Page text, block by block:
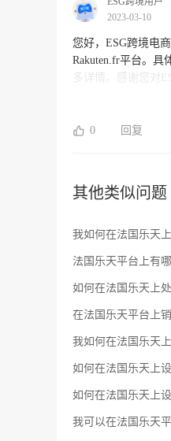
2023-03-10
您好，ESG跨境电
Rakuten.fr平台。具
多详情。感谢您对
0 回复
其他类似问题
我如何在法国乐天
法国乐天平台上有
如何在法国乐天上
在法国乐天平台上
我如何在法国乐天
如何在法国乐天上
如何在法国乐天上
我可以在法国乐天